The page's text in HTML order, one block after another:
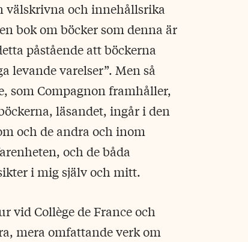
välskrivna och innehållsrika
bok om böcker som denna är
påstående att böckerna
levande varelser”. Men så
som Compagnon framhåller,
läsandet, ingår i den
och de andra och inom
och de båda
i mig själv och mitt.
vid Collège de France och
mera omfattande verk om